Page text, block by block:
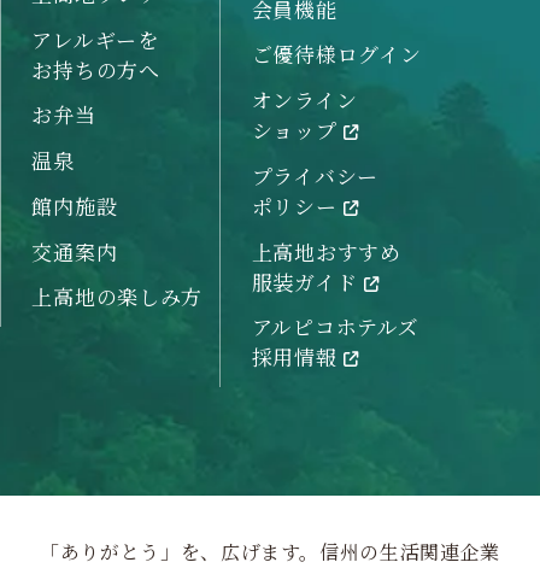
アレルギーを
お持ちの方へ
お弁当
温泉
館内施設
交通案内
上高地の楽しみ方
会員機能
ご優待様ログイン
オンライン
ショップ
プライバシー
ポリシー
上高地おすすめ
服装ガイド
アルピコホテルズ
採用情報
「ありがとう」を、広げます。信州の生活関連企業